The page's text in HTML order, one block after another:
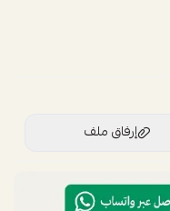
إرفاق ملف